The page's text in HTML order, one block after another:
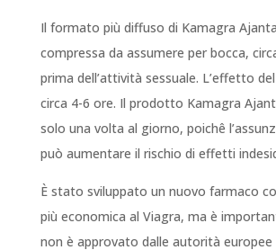
Il formato più diffuso di Kamagra
compressa da assumere per bocca,
prima dell’attività sessuale. L’effetto
circa 4-6 ore. Il prodotto Kamagra
solo una volta al giorno, poichê
può aumentare il rischio di effetti
È stato sviluppato un nuovo farmaco
più economica al Viagra, ma è
non è approvato dalle autorità europee